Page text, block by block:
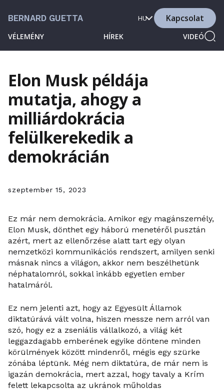
BERNARD GUETTA
VÉLEMÉNY HÍREK VIDEÓ
HU Kapcsolat
Elon Musk példája
mutatja, ahogy a
milliárdokrácia
felülkerekedik a
demokrácián
szeptember 15, 2023
Ez már nem demokrácia. Amikor egy magánszemély,
Elon Musk, dönthet egy háború menetéről pusztán
azért, mert az ellenőrzése alatt tart egy olyan
nemzetközi kommunikációs rendszert, amilyen senki
másnak nincs a világon, akkor nem beszélhetünk
néphatalomról, sokkal inkább egyetlen ember
hatalmáról.
Ez nem jelenti azt, hogy az Egyesült Államok
diktatúrává vált volna, hiszen messze nem arról van
szó, hogy ez a zseniális vállalkozó, a világ két
leggazdagabb emberének egyike döntene minden
körülmények között mindenről, mégis egy szürke
zónába léptünk. Még nem diktatúra, de már nem is
igazán demokrácia, mert azzal, hogy tavaly a Krím
felett lekapcsolta az ukránok műholdas